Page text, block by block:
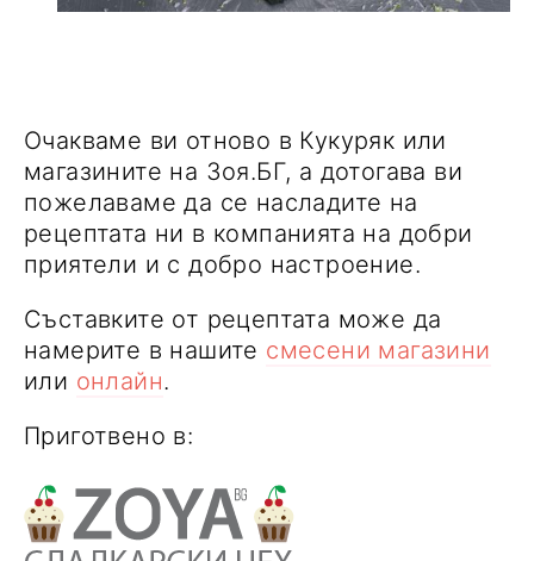
Очакваме ви отново в Кукуряк или
магазините на Зоя.БГ, а дотогава ви
пожелаваме да се насладите на
рецептата ни в компанията на добри
приятели и с добро настроение.
Съставките от рецептата може да
намерите в нашите смесени магазини
или онлайн.
Приготвено в: